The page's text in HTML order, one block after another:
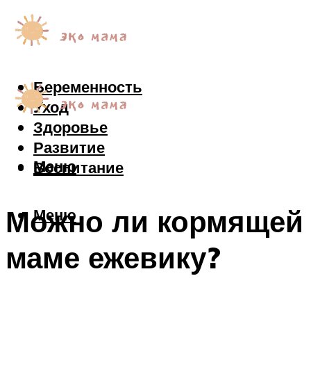
Беременность
Уход
Здоровье
Развитие
Воспитание
Меню
Меню
Можно ли кормящей
маме ежевику?